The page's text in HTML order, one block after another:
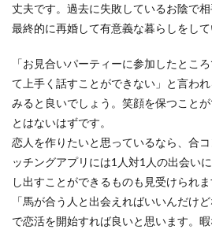
丈夫です。過去に失敗しているお陰で相
最終的に再婚して有意義な暮らしをして
「お見合いパーティーに参加したとこ
て上手く話すことができない」と言わ
みると良いでしょう。笑顔を保つこと
とはないはずです。
恋人を作りたいと思っているなら、合
ッチングアプリには1人対1人の出会い
し出すことができるものも見受けられま
「馬が合う人と出会えればいいんだけ
で恋活を開始すれば良いと思います。